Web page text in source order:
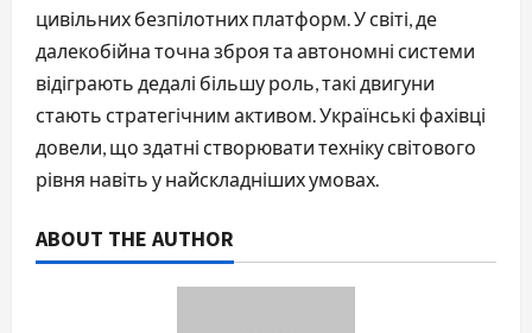
цивільних безпілотних платформ. У світі, де
далекобійна точна зброя та автономні системи
відіграють дедалі більшу роль, такі двигуни
стають стратегічним активом. Українські фахівці
довели, що здатні створювати техніку світового
рівня навіть у найскладніших умовах.
ABOUT THE AUTHOR